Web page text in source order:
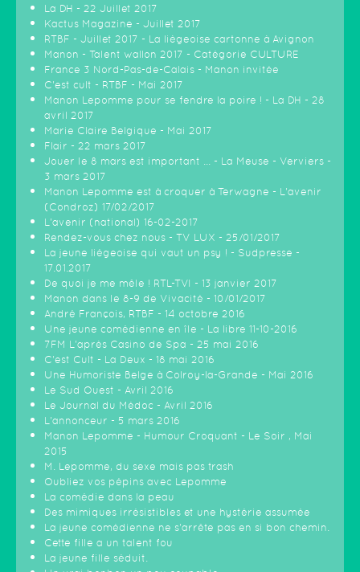
La DH - 22 Juillet 2017
Kactus Magazine - Juillet 2017
RTBF - Juillet 2017 - La liègeoise cartonne à Avignon
Manon - Talent wallon 2017 - Catégorie CULTURE
France 3 Nord-Pas-de-Calais - Manon invitée
C'est cult - RTBF - Mai 2017
Manon Lepomme pour se fendre la poire ! - La DH - 28
avril 2017
Marie Claire Belgique - Mai 2017
Flair - 22 mars 2017
Jouer le 8 mars est important ... - La Meuse - Verviers -
3 mars 2017
Manon Lepomme est à croquer à Terwagne - L'avenir
(Condroz) 17/02/2017
L'avenir (national) 16-02-2017
Rendez-vous chez nous - TV LUX - 25/01/2017
La jeune liégeoise qui vaut un psy ! - Sudpresse -
17.01.2017
De quoi je me mêle ! RTL-TVI - 13 janvier 2017
Manon dans le 8-9 de Vivacité - 10/01/2017
André François, RTBF - 14 octobre 2016
Une jeune comédienne en île - La libre 11-10-2016
7FM L'après Casino de Spa - 25 mai 2016
C'est Cult - La Deux - 18 mai 2016
Une Humoriste Belge à Colroy-la-Grande - Mai 2016
Le Sud Ouest - Avril 2016
Le Journal du Médoc - Avril 2016
L'annonceur - 5 mars 2016
Manon Lepomme - Humour Croquant - Le Soir , Mai
2015
M. Lepomme, du sexe mais pas trash
Oubliez vos pépins avec Lepomme
La comédie dans la peau
Des mimiques irrésistibles et une hystérie assumée
La jeune comédienne ne s'arrête pas en si bon chemin.
Cette fille a un talent fou
La jeune fille séduit.